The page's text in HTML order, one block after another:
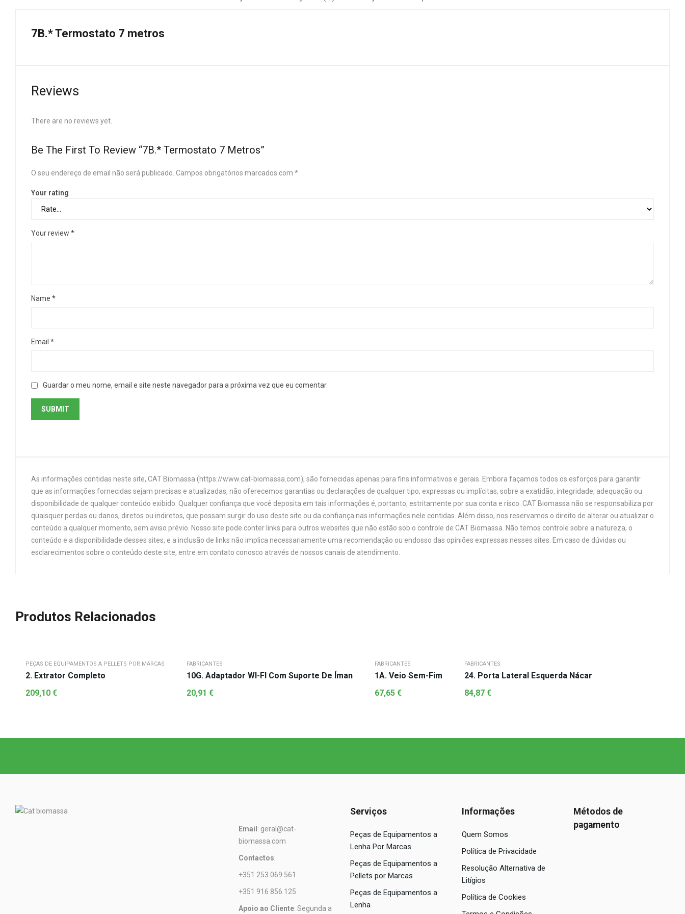
7B.* Termostato 7 metros
Reviews
There are no reviews yet.
Be The First To Review “7B.* Termostato 7 Metros”
O seu endereço de email não será publicado. Campos obrigatórios marcados com *
Your rating
Your review *
Name *
Email *
Guardar o meu nome, email e site neste navegador para a próxima vez que eu comentar.
As informações contidas neste site, CAT Biomassa (https://www.cat-biomassa.com), são fornecidas apenas para fins informativos e gerais. Embora façamos todos os esforços para garantir
que as informações fornecidas sejam precisas e atualizadas, não oferecemos garantias ou declarações de qualquer tipo, expressas ou implícitas, sobre a exatidão, integridade, adequação ou
disponibilidade de qualquer conteúdo exibido. Qualquer confiança que você deposita em tais informações é, portanto, estritamente por sua conta e risco. CAT Biomassa não se responsabiliza por
quaisquer perdas ou danos, diretos ou indiretos, que possam surgir do uso deste site ou da confiança nas informações nele contidas. Além disso, nos reservamos o direito de alterar ou atualizar o
conteúdo a qualquer momento, sem aviso prévio. Nosso site pode conter links para outros websites que não estão sob o controle de CAT Biomassa. Não temos controle sobre a natureza, o
conteúdo e a disponibilidade desses sites, e a inclusão de links não implica necessariamente uma recomendação ou endosso das opiniões expressas nesses sites. Em caso de dúvidas ou
esclarecimentos sobre o conteúdo deste site, entre em contato conosco através de nossos canais de atendimento.
Produtos Relacionados
PEÇAS DE EQUIPAMENTOS A PELLETS POR MARCAS
2. Extrator Completo
209,10 €
FABRICANTES
10G. Adaptador WI-FI Com Suporte De Íman
20,91 €
FABRICANTES
1A. Veio Sem-Fim
67,65 €
FABRICANTES
24. Porta Lateral Esquerda Nácar
84,87 €
Email : geral@cat-
biomassa.com
Contactos:
+351 253 069 561
+351 916 856 125
Apoio ao Cliente: Segunda a
Serviços
Peças de Equipamentos a
Lenha Por Marcas
Peças de Equipamentos a
Pellets por Marcas
Peças de Equipamentos a
Lenha
Informações
Quem Somos
Política de Privacidade
Resolução Alternativa de
Litígios
Política de Cookies
Métodos de
pagamento